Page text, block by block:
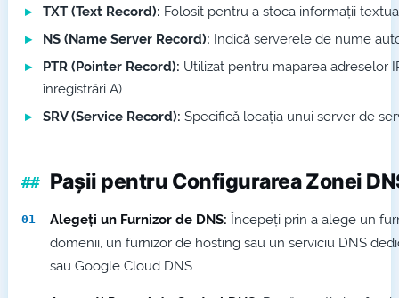
TXT (Text Record): Folosit pentru a stoca informații
NS (Name Server Record): Indică serverele de nume
PTR (Pointer Record): Utilizat pentru maparea adreselor
înregistrări A).
SRV (Service Record): Specifică locația unui server de
Pașii pentru Configurarea Zonei
Alegeți un Furnizor de DNS: Începeți prin a alege un
domenii, un furnizor de hosting sau un serviciu DNS
sau Google Cloud DNS.